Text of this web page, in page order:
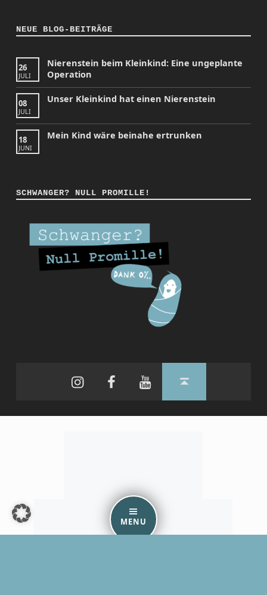
MENU
NEUE BLOG-BEITRÄGE
26
JULI
Nierenstein beim Kleinkind: Eine ungeplante
Operation
08
JULI
Unser Kleinkind hat einen Nierenstein
18
JUNI
Mein Kind wäre beinahe ertrunken
SCHWANGER? NULL PROMILLE!
FacebookYouTubeBack to top ↑